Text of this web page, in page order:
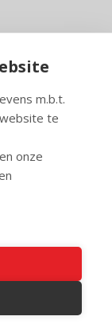
m.b.t.
te
onze
artikelen rust
.